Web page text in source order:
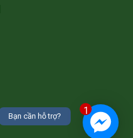
1
Bạn cần hỗ trợ?